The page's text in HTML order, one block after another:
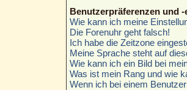
Benutzerpräferenzen und
Wie kann ich meine
Die Forenuhr geht falsch!
Ich habe die Zeitzone
Meine Sprache steht auf
Wie kann ich ein Bild bei
Was ist mein Rang und wie
Wenn ich bei einem